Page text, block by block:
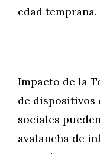
edad temprana.
Impacto de la
de dispositivos
sociales
avalancha de